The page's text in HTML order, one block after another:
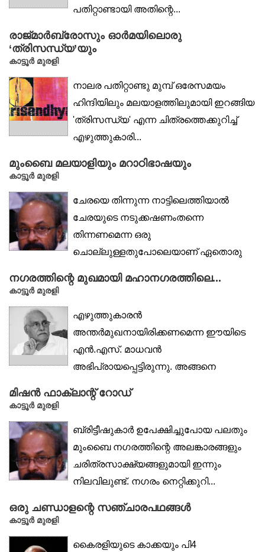
പതിറ്റാണ്ടായി അതിന്റെ...
രാജ്‌മാർബ്രോസും ഓർമയിലൊരു
‘ത്രിസന്ധ്യ’യും
കാട്ടൂർ മുരളി
നാലര പതിറ്റാണ്ടു മുമ്പ് ഒരേസമയം
ഹിന്ദിയിലും മലയാളത്തിലുമായി ഇറങ്ങിയ
'ത്രിസന്ധ്യ' എന്ന ചിത്രത്തെക്കുറിച്ച്
എഴുത്തുകാരി...
മുംബൈ മലയാളിയും മറാഠിഭാഷയും
കാട്ടൂർ മുരളി
ചേരയെ തിന്നുന്ന നാട്ടിലെത്തിയാൽ
ചേരയുടെ നടുക്കഷണംതന്നെ
തിന്നണമെന്ന ഒരു
ചൊല്ലുള്ളതുപോലെയാണ് ഏതൊരു
നഗരത്തിന്റെ മുഖമായി മഹാനഗരത്തിലെ...
കാട്ടൂര്‍ മുരളി
എഴുത്തുകാരൻ
അന്തർമുഖനായിരിക്കണമെന്ന ഈയിടെ
എൻ.എസ്. മാധവൻ
അഭിപ്രായപ്പെട്ടിരുന്നു. അങ്ങനെ
അന്തർമുഖനായ എഴുത്തുകാരൻ...
മിഷൻ ഫാക്‌ലാന്റ് റോഡ്
കാട്ടൂർ മുരളി
ബ്രിട്ടീഷുകാർ ഉപേക്ഷിച്ചുപോയ പലതും
മുംബൈ നഗരത്തിന്റെ അലങ്കാരങ്ങളും
ചരിത്രസാക്ഷ്യങ്ങളുമായി ഇന്നും
നിലവിലുണ്ട്. നഗരം നെറ്റിക്കുറി...
ഒരു ചണ്ഡാളന്റെ സഞ്ചാരപഥങ്ങൾ
കാട്ടൂർ മുരളി
കൈരളിയുടെ കാക്കയും പി4